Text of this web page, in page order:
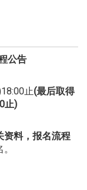
公告
止(最后取得
止)
资料，报名流程